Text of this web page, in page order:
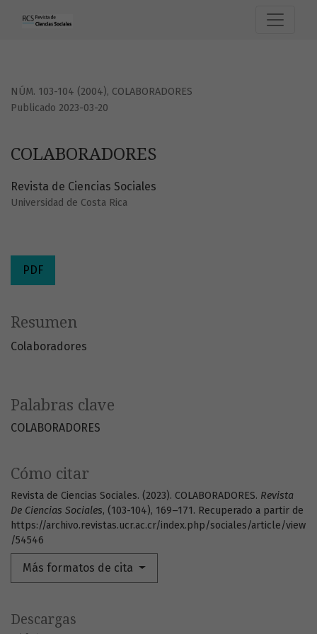
NÚM. 103-104 (2004), COLABORADORES
COLABORADORES
Publicado 2023-03-20
Revista de Ciencias Sociales
Universidad de Costa Rica
PDF
Palabras clave
COLABORADORES
Cómo citar
Revista de Ciencias Sociales. (2023). COLABORADORES. Revista
De Ciencias Sociales, (103-104), 169–171. Recuperado a partir de
https://archivo.revistas.ucr.ac.cr/index.php/sociales/article/view
/54546
Más formatos de cita
Resumen
Colaboradores
Descargas